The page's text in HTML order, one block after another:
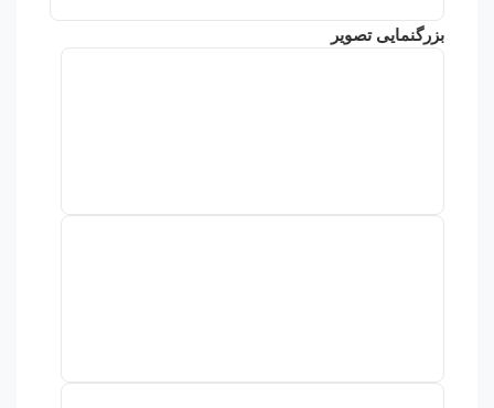
بزرگنمایی تصویر